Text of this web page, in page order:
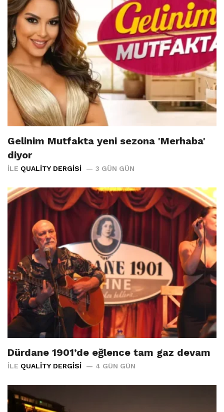
Gelinim Mutfakta yeni sezona 'Merhaba'
diyor
İLE QUALITY DERGISI 3 GÜN GÜN
Dürdane 1901’de eğlence tam gaz devam
İLE QUALITY DERGISI 4 GÜN GÜN